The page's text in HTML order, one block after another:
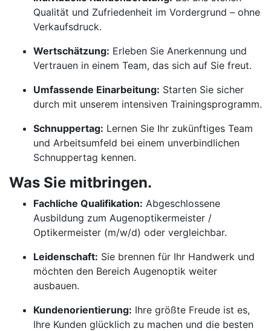
Qualität und Zufriedenheit im Vordergrund – ohne
Verkaufsdruck.
Wertschätzung: Erleben Sie Anerkennung und
Vertrauen in einem Team, das sich auf Sie freut.
Umfassende Einarbeitung: Starten Sie sicher
durch mit unserem intensiven Trainingsprogramm.
Schnuppertag: Lernen Sie Ihr zukünftiges Team
und Arbeitsumfeld bei einem unverbindlichen
Schnuppertag kennen.
Was Sie mitbringen.
Fachliche Qualifikation: Abgeschlossene
Ausbildung zum Augenoptikermeister /
Optikermeister (m/w/d) oder vergleichbar.
Leidenschaft: Sie brennen für Ihr Handwerk und
möchten den Bereich Augenoptik weiter
ausbauen.
Kundenorientierung: Ihre größte Freude ist es,
Ihre Kunden glücklich zu machen und die besten